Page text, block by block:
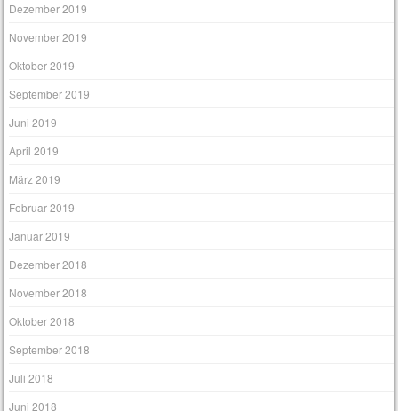
Dezember 2019
November 2019
Oktober 2019
September 2019
Juni 2019
April 2019
März 2019
Februar 2019
Januar 2019
Dezember 2018
November 2018
Oktober 2018
September 2018
Juli 2018
Juni 2018